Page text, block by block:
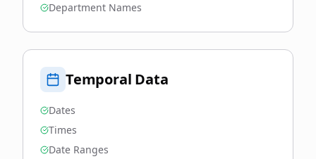
Department Names
Temporal Data
Dates
Times
Date Ranges